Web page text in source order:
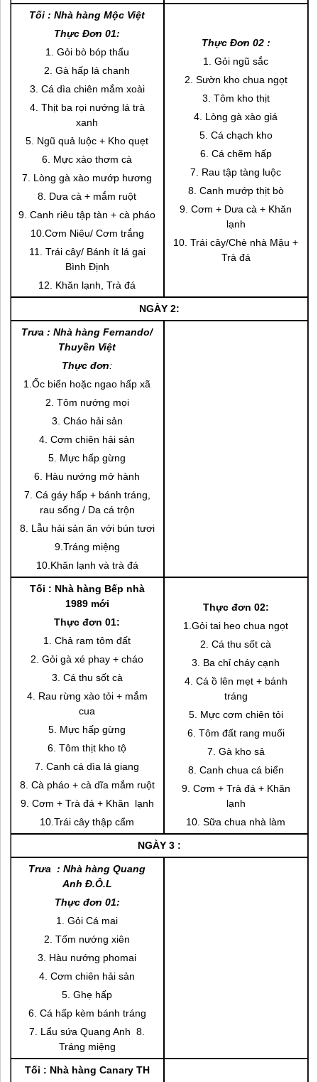
Tối : Nhà hàng Mộc Việt
Thực Đơn 01:
1. Gỏi bò bóp thấu
2. Gà hấp lá chanh
3. Cá dìa chiên mắm xoài
4. Thịt ba rọi nướng lá trà
xanh
5. Ngũ quả luộc + Kho quẹt
6. Mực xào thơm cà
7. Lòng gà xào mướp hương
8. Dưa cà + mắm ruột
9. Canh riêu tập tàn + cà pháo
10.Cơm Niêu/ Cơm trắng
11. Trái cây/ Bánh ít lá gai
Bình Định
12. Khăn lạnh, Trà đá
Thực Đơn 02 :
1. Gỏi ngũ sắc
2. Sườn kho chua ngọt
3. Tôm kho thịt
4. Lòng gà xào giá
5. Cá chạch kho
6. Cá chẽm hấp
7. Rau tập tàng luộc
8. Canh mướp thịt bò
9. Cơm + Dưa cà + Khăn
lạnh
10. Trái cây/Chè nhà Mậu +
Trà đá
NGÀY 2:
Trưa : Nhà hàng Fernando/
Thuyền Việt
Thực đơn:
1.Ốc biển hoặc ngao hấp xã
2. Tôm nướng mọi
3. Cháo hải sản
4. Cơm chiên hải sản
5. Mực hấp gừng
6. Hàu nướng mở hành
7. Cá gáy hấp + bánh tráng,
rau sống / Da cá trộn
8. Lẫu hải sản ăn với bún tươi
9.Tráng miệng
10.Khăn lạnh và trà đá
Tối : Nhà hàng Bếp nhà
1989 mới
Thực đơn 01:
1. Chả ram tôm đất
2. Gỏi gà xé phay + cháo
3. Cá thu sốt cà
4. Rau rừng xào tỏi + mắm
cua
5. Mực hấp gừng
6. Tôm thịt kho tộ
7. Canh cá dìa lá giang
8. Cà pháo + cà dĩa mắm ruột
9. Cơm + Trà đá + Khăn lạnh
10.Trái cây thập cẩm
Thực đơn 02:
1.Gỏi tai heo chua ngọt
2. Cá thu sốt cà
3. Ba chỉ cháy cạnh
4. Cá ồ lên mẹt + bánh
tráng
5. Mực cơm chiên tỏi
6. Tôm đất rang muối
7. Gà kho sả
8. Canh chua cá biển
9. Cơm + Trà đá + Khăn
lạnh
10. Sữa chua nhà làm
NGÀY 3 :
Trưa : Nhà hàng Quang
Anh Đ.Ô.L
Thực đơn 01:
1. Gỏi Cá mai
2. Tốm nướng xiên
3. Hàu nướng phomai
4. Cơm chiên hải sản
5. Ghẹ hấp
6. Cá hấp kèm bánh tráng
7. Lẩu sứa Quang Anh 8.
Tráng miệng
Tối : Nhà hàng Canary TH